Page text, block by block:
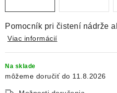
Moja objednávka
Pomocník pri čistení nádrže
Viac informácií
Na sklade
11.8.2026